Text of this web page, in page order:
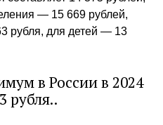
— 15 669 рублей,
рубля, для детей — 13
в России в 2024
рубля..